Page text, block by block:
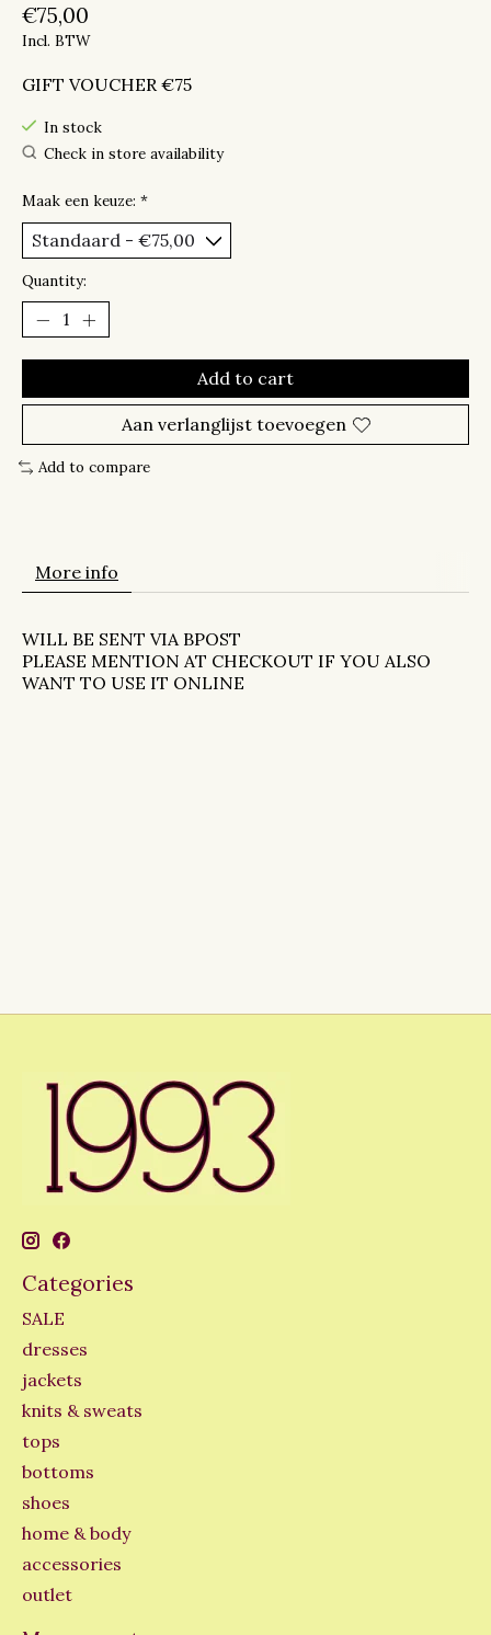
€75,00
Incl. BTW
GIFT VOUCHER €75
In stock
Check in store availability
Maak een keuze: *
Quantity:
Add to cart
Aan verlanglijst toevoegen
Add to compare
More info
WILL BE SENT VIA BPOST
PLEASE MENTION AT CHECKOUT IF YOU ALSO
WANT TO USE IT ONLINE
Categories
SALE
dresses
jackets
knits & sweats
tops
bottoms
shoes
home & body
accessories
outlet